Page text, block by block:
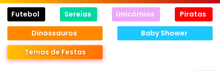
Futebol Sereias Unicórnios
Piratas
Dinossauros
Baby Shower
Temas de Festas